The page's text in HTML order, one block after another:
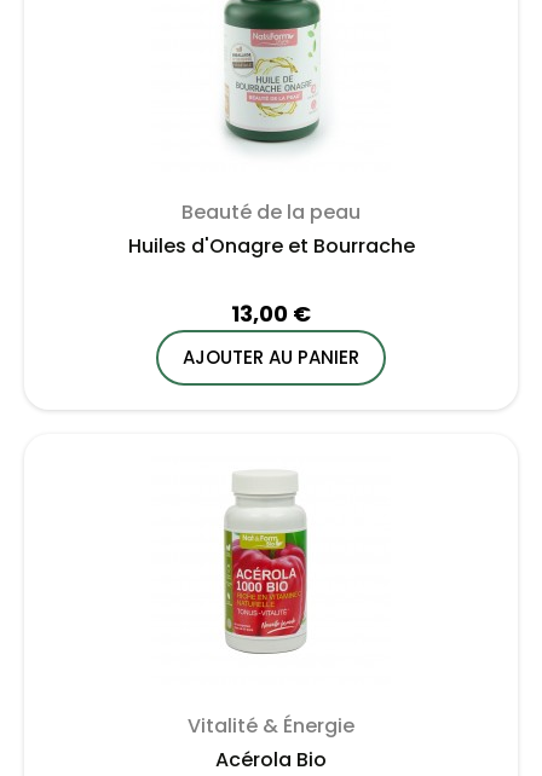
Beauté de la peau
Huiles d'Onagre et Bourrache
13,00 €
AJOUTER AU PANIER
Vitalité & Énergie
Acérola Bio